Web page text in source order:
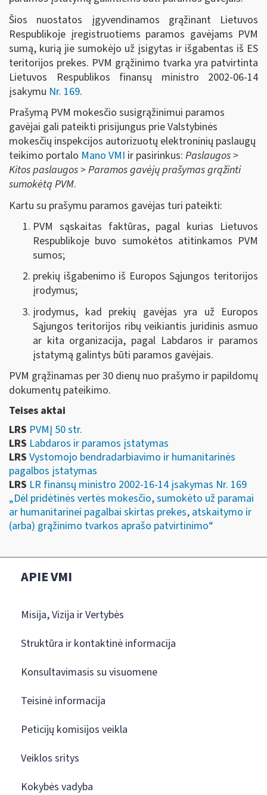
Šios nuostatos įgyvendinamos grąžinant Lietuvos
Respublikoje įregistruotiems paramos gavėjams PVM
sumą, kurią jie sumokėjo už įsigytas ir išgabentas iš ES
teritorijos prekes. PVM grąžinimo tvarka yra patvirtinta
Lietuvos Respublikos finansų ministro 2002-06-14
įsakymu Nr. 169.
Prašymą PVM mokesčio susigrąžinimui paramos
gavėjai gali pateikti prisijungus prie Valstybinės
mokesčių inspekcijos autorizuotų elektroninių paslaugų
teikimo portalo Mano VMI ir pasirinkus: Paslaugos >
Kitos paslaugos > Paramos gavėjų prašymas grąžinti
sumokėtą PVM.
Kartu su prašymu paramos gavėjas turi pateikti:
PVM sąskaitas faktūras, pagal kurias Lietuvos
Respublikoje buvo sumokėtos atitinkamos PVM
sumos;
prekių išgabenimo iš Europos Sąjungos teritorijos
įrodymus;
įrodymus, kad prekių gavėjas yra už Europos
Sąjungos teritorijos ribų veikiantis juridinis asmuo
ar kita organizacija, pagal Labdaros ir paramos
įstatymą galintys būti paramos gavėjais.
PVM grąžinamas per 30 dienų nuo prašymo ir papildomų
dokumentų pateikimo.
Teises aktai
LRS PVMĮ 50 str.
LRS Labdaros ir paramos įstatymas
LRS Vystomojo bendradarbiavimo ir humanitarinės
pagalbos įstatymas
LRS LR finansų ministro 2002-16-14 įsakymas Nr. 169
„Dėl pridėtinės vertės mokesčio, sumokėto už paramai
ar humanitarinei pagalbai skirtas prekes, atskaitymo ir
(arba) grąžinimo tvarkos aprašo patvirtinimo“
APIE VMI
Misija, Vizija ir Vertybės
Struktūra ir kontaktinė informacija
Konsultavimasis su visuomene
Teisinė informacija
Peticijų komisijos veikla
Veiklos sritys
Kokybės vadyba